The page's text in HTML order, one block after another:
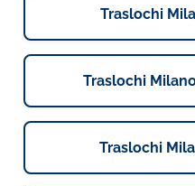
Traslochi
Traslochi
Traslochi